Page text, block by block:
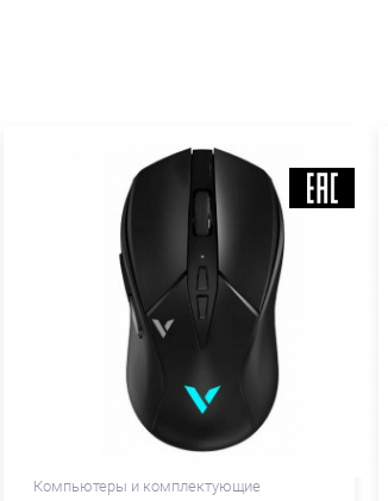
Компьютеры и комплектующие